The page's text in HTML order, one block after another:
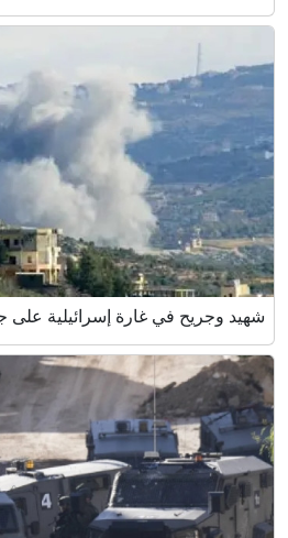
شهيد وجريح في غارة إسرائيلية